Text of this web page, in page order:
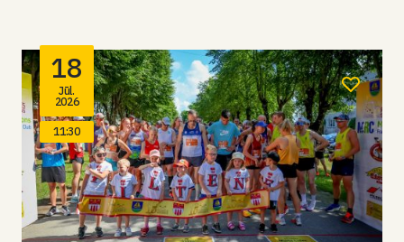
18
Jūl.
2026
11:30